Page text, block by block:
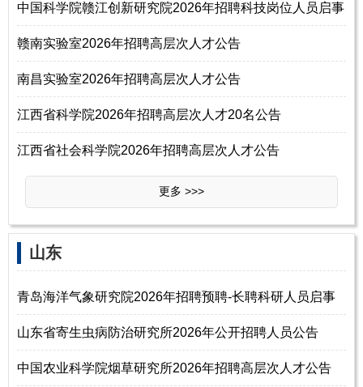
中国科学院赣江创新研究院2026年招聘科技岗位人员启事
赣南实验室2026年招聘高层次人才公告
南昌实验室2026年招聘高层次人才公告
江西省科学院2026年招聘高层次人才20名公告
江西省社会科学院2026年招聘高层次人才公告
更多 >>>
‌‌山东
青岛海洋气象研究院2026年招聘预聘-长聘科研人员启事
山东省寄生虫病防治研究所2026年公开招聘人员公告
中国农业科学院烟草研究所2026年招聘高层次人才公告